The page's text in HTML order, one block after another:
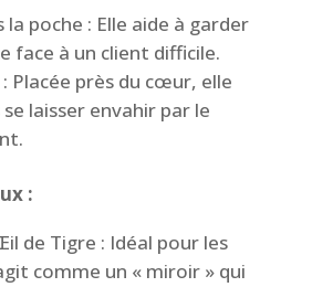
la poche : Elle aide à garder
face à un client difficile.
Placée près du cœur, elle
laisser envahir par le
:
de Tigre : Idéal pour les
comme un « miroir » qui